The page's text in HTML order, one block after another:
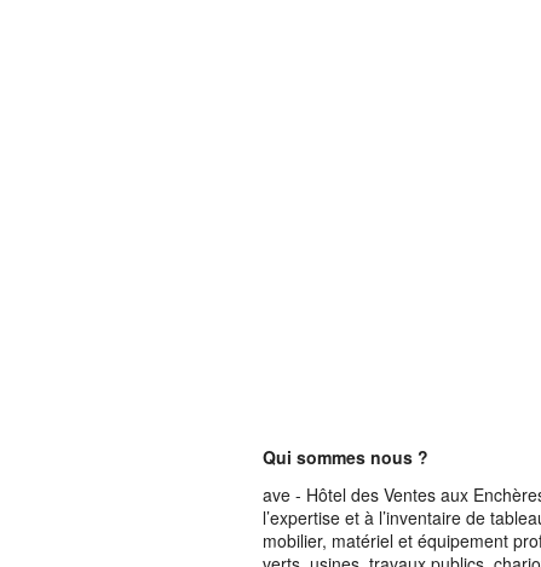
Qui sommes nous ?
ave - Hôtel des Ventes aux
l’expertise et à l’inventaire de
mobilier, matériel et équipement